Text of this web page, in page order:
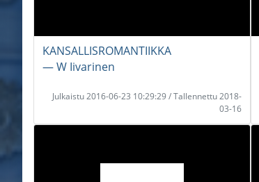
KANSALLISROMANTIIKKA
― W Iivarinen
Julkaistu 2016-06-23 10:29:29 / Tallennettu 2018-
03-16